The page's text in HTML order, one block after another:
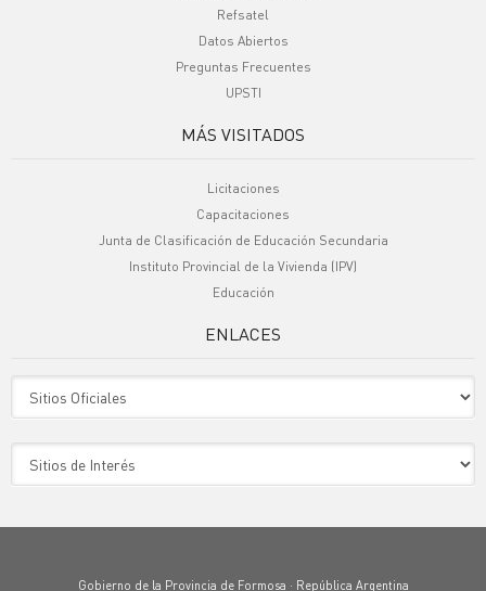
Refsatel
Datos Abiertos
Preguntas Frecuentes
UPSTI
MÁS VISITADOS
Licitaciones
Capacitaciones
Junta de Clasificación de Educación Secundaria
Instituto Provincial de la Vivienda (IPV)
Educación
ENLACES
Gobierno de la Provincia de Formosa · República Argentina